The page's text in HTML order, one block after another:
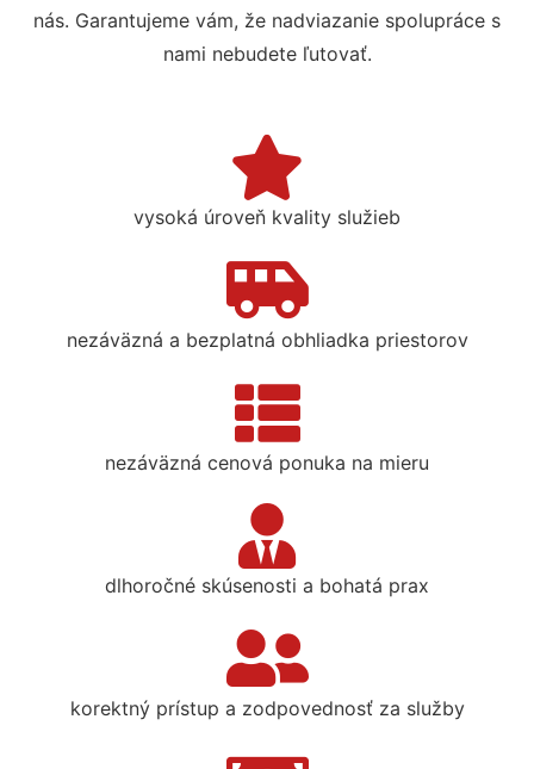
nás. Garantujeme vám, že nadviazanie spolupráce s
nami nebudete ľutovať.
vysoká úroveň kvality služieb
nezáväzná a bezplatná obhliadka priestorov
nezáväzná cenová ponuka na mieru
dlhoročné skúsenosti a bohatá prax
korektný prístup a zodpovednosť za služby